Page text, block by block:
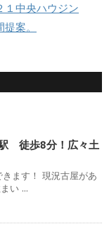
１中央ハウジン
案。
徒歩8分！広々土
ます！ 現況古屋があ
い ...